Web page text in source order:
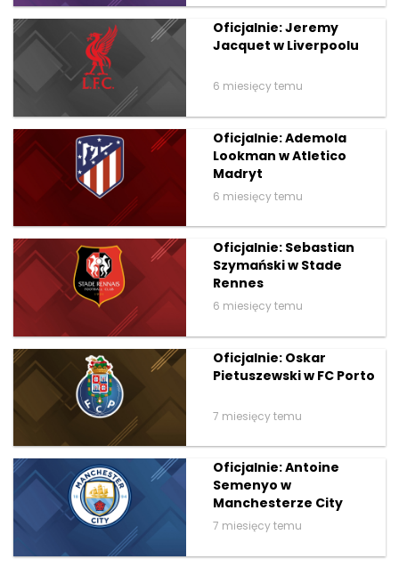
Oficjalnie: Jeremy
Jacquet w Liverpoolu
6 miesięcy temu
Oficjalnie: Ademola
Lookman w Atletico
Madryt
6 miesięcy temu
Oficjalnie: Sebastian
Szymański w Stade
Rennes
6 miesięcy temu
Oficjalnie: Oskar
Pietuszewski w FC Porto
7 miesięcy temu
Oficjalnie: Antoine
Semenyo w
Manchesterze City
7 miesięcy temu